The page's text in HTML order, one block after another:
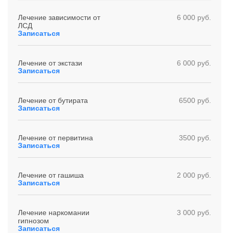
Лечение зависимости от
ЛСД
6 000 руб.
Записаться
Лечение от экстази
6 000 руб.
Записаться
Лечение от бутирата
6500 руб.
Записаться
Лечение от первитина
3500 руб.
Записаться
Лечение от гашиша
2 000 руб.
Записаться
Лечение наркомании
гипнозом
3 000 руб.
Записаться